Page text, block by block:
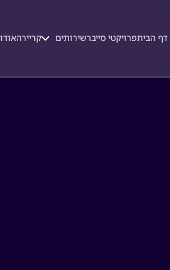
דף הביתפרויקטי סייברשירותים קריירה